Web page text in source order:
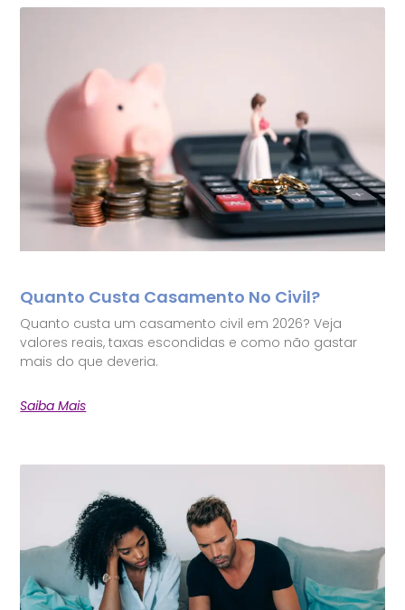
Quanto Custa Casamento No Civil?
Quanto custa um casamento civil em 2026? Veja
valores reais, taxas escondidas e como não gastar
mais do que deveria.
Saiba Mais